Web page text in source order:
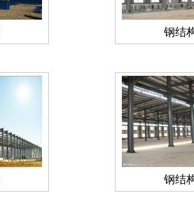
钢结
钢结